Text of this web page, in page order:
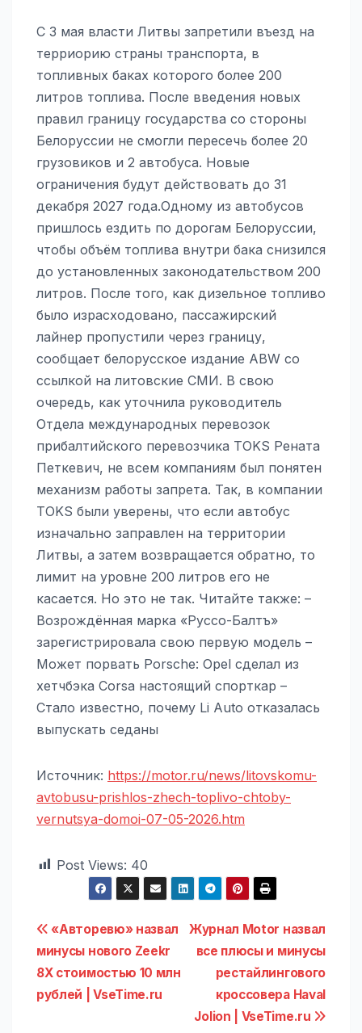
С 3 мая власти Литвы запретили въезд на
терриорию страны транспорта, в
топливных баках которого более 200
литров топлива. После введения новых
правил границу государства со стороны
Белоруссии не смогли пересечь более 20
грузовиков и 2 автобуса. Новые
ограничения будут действовать до 31
декабря 2027 года.Одному из автобусов
пришлось ездить по дорогам Белоруссии,
чтобы объём топлива внутри бака снизился
до установленных законодательством 200
литров. После того, как дизельное топливо
было израсходовано, пассажирский
лайнер пропустили через границу,
сообщает белорусское издание ABW со
ссылкой на литовские СМИ. В свою
очередь, как уточнила руководитель
Отдела международных перевозок
прибалтийского перевозчика TOKS Рената
Петкевич, не всем компаниям был понятен
механизм работы запрета. Так, в компании
TOKS были уверены, что если автобус
изначально заправлен на территории
Литвы, а затем возвращается обратно, то
лимит на уровне 200 литров его не
касается. Но это не так. Читайте также: –
Возрождённая марка «Руссо-Балтъ»
зарегистрировала свою первую модель –
Может порвать Porsche: Opel сделал из
хетчбэка Corsa настоящий спорткар –
Стало известно, почему Li Auto отказалась
выпускать седаны
Источник: https://motor.ru/news/litovskomu-
avtobusu-prishlos-zhech-toplivo-chtoby-
vernutsya-domoi-07-05-2026.htm
Post Views: 40
Навигация
по
записям
Журнал Motor назвал
все плюсы и минусы
рестайлингового
кроссовера Haval
Jolion | VseTime.ru
«Авторевю» назвал
минусы нового Zeekr
8X стоимостью 10 млн
рублей | VseTime.ru